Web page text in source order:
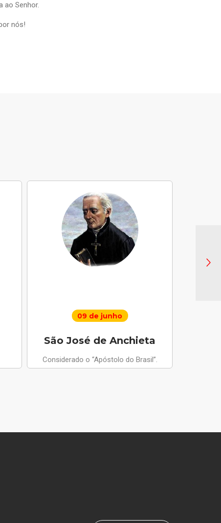
ao Senhor.
nós!
09 de junho
São José de Anchieta
Considerado o “Apóstolo do Brasil”.